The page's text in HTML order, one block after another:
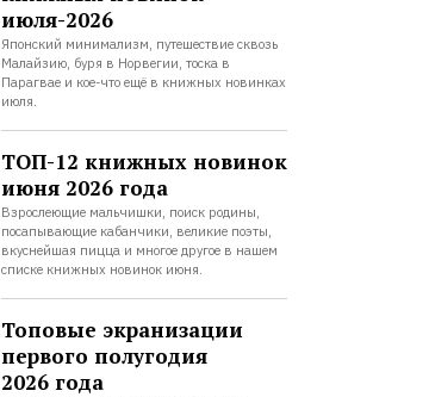
июля-2026
Японский минимализм, путешествие сквозь
Малайзию, буря в Норвегии, тоска в
Парагвае и кое-что ещё в книжных новинках
июля.
ТОП-12 книжных новинок
июня 2026 года
Взрослеющие мальчишки, поиск родины,
посапывающие кабанчики, великие поэты,
вкуснейшая пицца и многое другое в нашем
списке книжных новинок июня.
Топовые экранизации
первого полугодия
2026 года